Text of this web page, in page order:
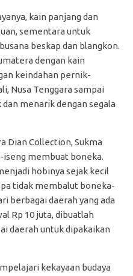
kain panjang dan
sementara untuk
beskap dan blangkon.
dengan kain
keindahan pernik-
Nusa Tenggara sampai
menarik dengan segala
Dian Collection, Sukma
iseng membuat boneka.
hobinya sejak kecil
tidak membalut boneka-
berbagai daerah yang ada
Rp 10 juta, dibuatlah
daerah untuk dipakaikan
kekayaan budaya